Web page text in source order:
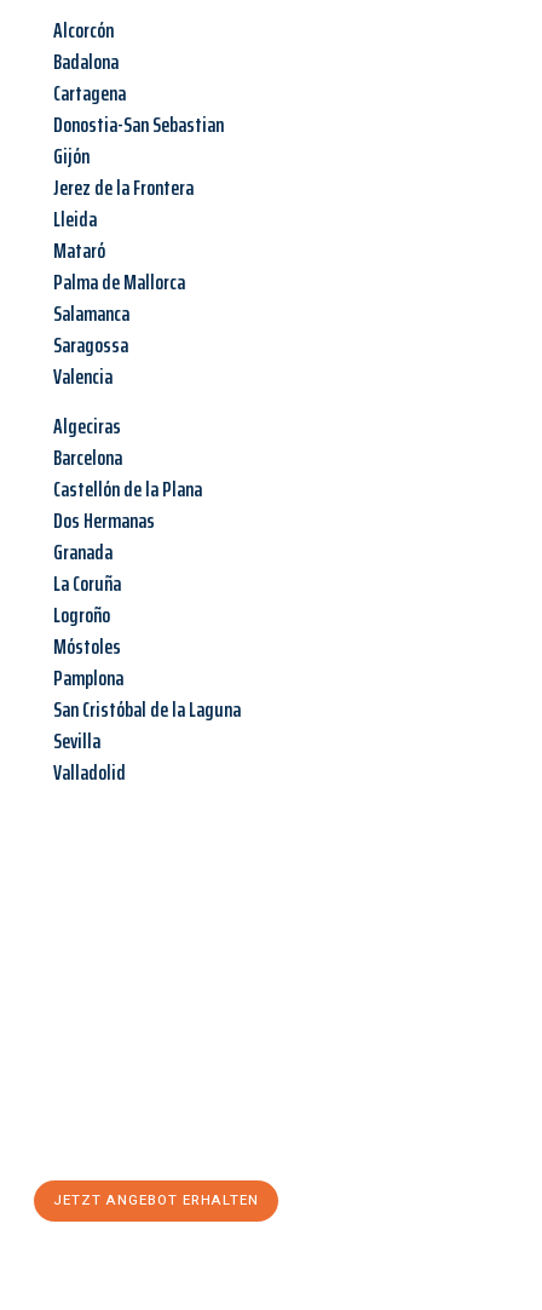
Alcorcón
Badalona
Cartagena
Donostia-San Sebastian
Gijón
Jerez de la Frontera
Lleida
Mataró
Palma de Mallorca
Salamanca
Saragossa
Valencia
Algeciras
Barcelona
Castellón de la Plana
Dos Hermanas
Granada
La Coruña
Logroño
Móstoles
Pamplona
San Cristóbal de la Laguna
Sevilla
Valladolid
JETZT ANGEBOT ERHALTEN